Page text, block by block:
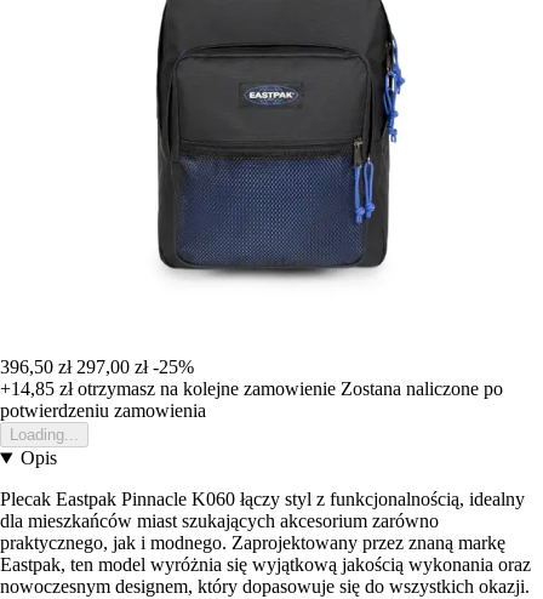
396,50 zł 297,00 zł -25%
+14,85 złotrzymasz na kolejne zamowienie Zostana naliczone po
potwierdzeniu zamowienia
Loading...
Opis
Plecak Eastpak Pinnacle K060 łączy styl z funkcjonalnością, idealny
dla mieszkańców miast szukających akcesorium zarówno
praktycznego, jak i modnego. Zaprojektowany przez znaną markę
Eastpak, ten model wyróżnia się wyjątkową jakością wykonania oraz
nowoczesnym designem, który dopasowuje się do wszystkich okazji.